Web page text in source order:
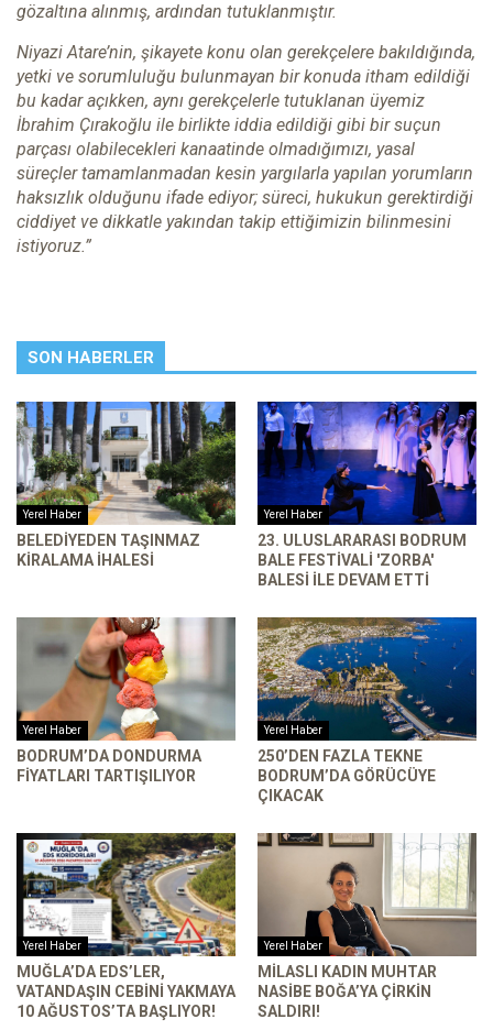
gözaltına alınmış, ardından tutuklanmıştır.
Niyazi Atare’nin, şikayete konu olan gerekçelere bakıldığında,
yetki ve sorumluluğu bulunmayan bir konuda itham edildiği
bu kadar açıkken, aynı gerekçelerle tutuklanan üyemiz
İbrahim Çırakoğlu ile birlikte iddia edildiği gibi bir suçun
parçası olabilecekleri kanaatinde olmadığımızı, yasal
süreçler tamamlanmadan kesin yargılarla yapılan yorumların
haksızlık olduğunu ifade ediyor; süreci, hukukun gerektirdiği
ciddiyet ve dikkatle yakından takip ettiğimizin bilinmesini
istiyoruz.”
SON HABERLER
Yerel Haber
BELEDIYEDEN TAŞINMAZ
KIRALAMA İHALESI
Yerel Haber
23. ULUSLARARASI BODRUM
BALE FESTIVALI 'ZORBA'
BALESI ILE DEVAM ETTI
Yerel Haber
BODRUM’DA DONDURMA
FIYATLARI TARTIŞILIYOR
Yerel Haber
250’DEN FAZLA TEKNE
BODRUM’DA GÖRÜCÜYE
ÇIKACAK
Yerel Haber
MUĞLA’DA EDS’LER,
VATANDAŞIN CEBINI YAKMAYA
10 AĞUSTOS’TA BAŞLIYOR!
Yerel Haber
MILASLI KADIN MUHTAR
NASIBE BOĞA’YA ÇIRKIN
SALDIRI!